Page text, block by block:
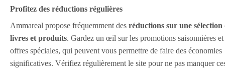
Profitez des réductions régulières
Ammareal propose fréquemment des réductions sur une sélection
livres et produits. Gardez un œil sur les promotions saisonnières et
offres spéciales, qui peuvent vous permettre de faire des économies
significatives. Vérifiez régulièrement le site pour ne pas manquer